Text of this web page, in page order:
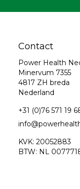
Contact
Power Health
Minervum 7355
4817 ZH breda
Nederland
+31 (0)76 571 19
KVK: 20052883
BTW: NL